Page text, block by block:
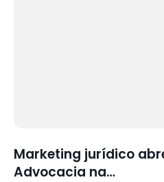
Marketing jurídico
Advocacia na…